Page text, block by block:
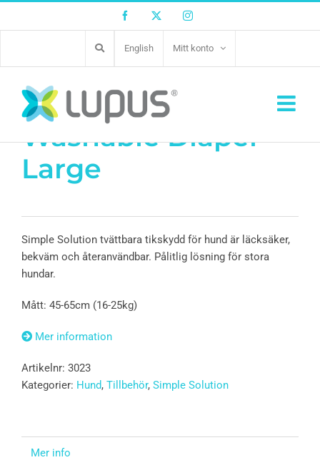
Facebook Twitter Instagram
English Mitt konto
Simple Sol.
Washable Diaper
Large
Simple Solution tvättbara tikskydd för hund är läcksäker,
bekväm och återanvändbar. Pålitlig lösning för stora
hundar.
Mått: 45-65cm (16-25kg)
Mer information
Artikelnr: 3023
Kategorier: Hund, Tillbehör, Simple Solution
Mer info